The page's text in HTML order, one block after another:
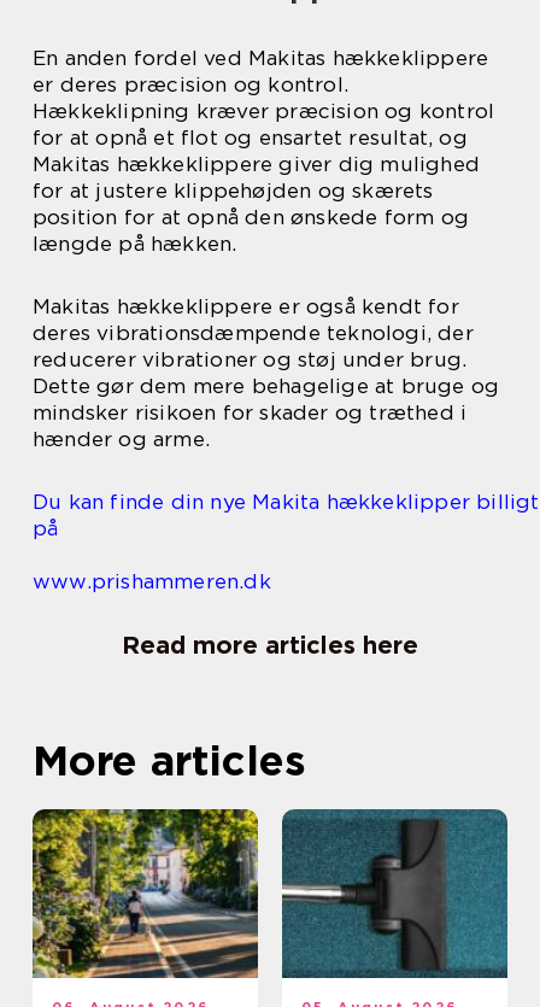
En anden fordel ved Makitas hækkeklippere
er deres præcision og kontrol.
Hækkeklipning kræver præcision og kontrol
for at opnå et flot og ensartet resultat, og
Makitas hækkeklippere giver dig mulighed
for at justere klippehøjden og skærets
position for at opnå den ønskede form og
længde på hækken.
Makitas hækkeklippere er også kendt for
deres vibrationsdæmpende teknologi, der
reducerer vibrationer og støj under brug.
Dette gør dem mere behagelige at bruge og
mindsker risikoen for skader og træthed i
hænder og arme.
Du kan finde din nye Makita hækkeklipper billigt
på
www.prishammeren.dk
Read more articles here
More articles